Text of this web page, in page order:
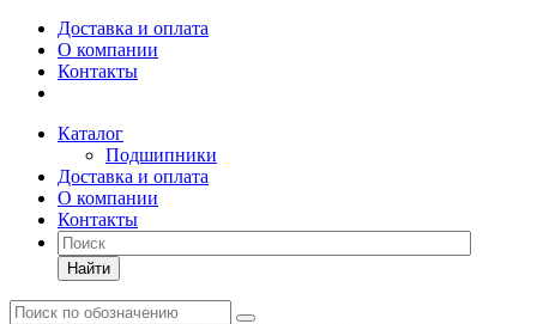
Доставка и оплата
О компании
Контакты
Каталог
Подшипники
Доставка и оплата
О компании
Контакты
Найти